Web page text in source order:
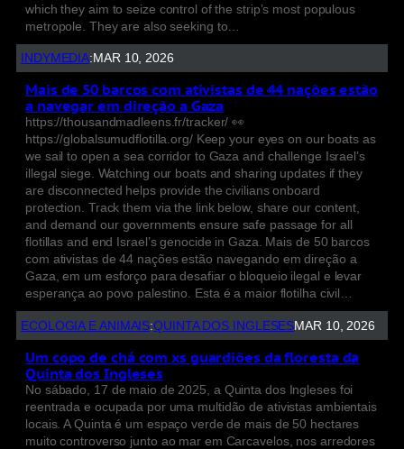
which they aim to seize control of the strip’s most populous
metropole. They are also seeking to…
INDYMEDIA: MAR 10, 2026
Mais de 50 barcos com ativistas de 44 nações estão
a navegar em direção a Gaza
https://thousandmadleens.fr/tracker/ 👀
https://globalsumudflotilla.org/ Keep your eyes on our boats as
we sail to open a sea corridor to Gaza and challenge Israel’s
illegal siege. Watching our boats and sharing updates if they
are disconnected helps provide the civilians onboard
protection. Track them via the link below, share our content,
and demand our governments ensure safe passage for all
flotillas and end Israel’s genocide in Gaza. Mais de 50 barcos
com ativistas de 44 nações estão navegando em direção a
Gaza, em um esforço para desafiar o bloqueio ilegal e levar
esperança ao povo palestino. Esta é a maior flotilha civil…
ECOLOGIA E ANIMAIS:QUINTA DOS INGLESESMAR 10, 2026
Um copo de chá com xs guardiões da floresta da
Quinta dos Ingleses
No sábado, 17 de maio de 2025, a Quinta dos Ingleses foi
reentrada e ocupada por uma multidão de ativistas ambientais
locais. A Quinta é um espaço verde de mais de 50 hectares
muito controverso junto ao mar em Carcavelos, nos arredores